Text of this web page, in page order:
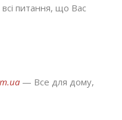
питання, що Вас
— Все для дому,